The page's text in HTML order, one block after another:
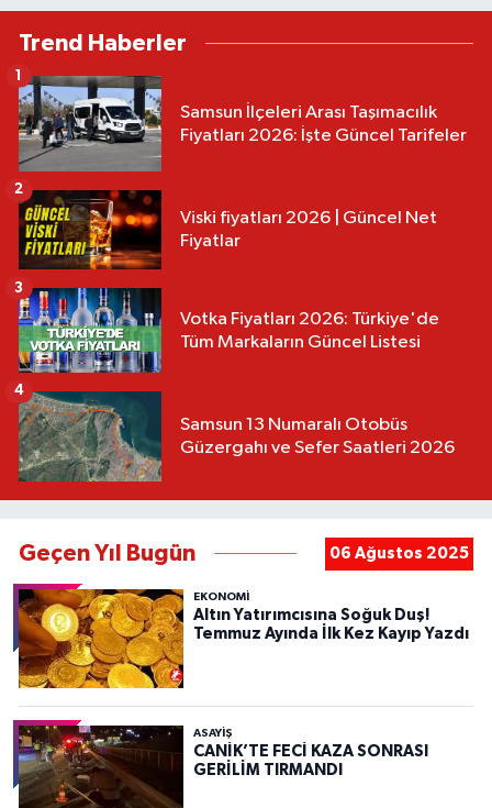
Trend Haberler
Samsun İlçeleri Arası Taşımacılık
Fiyatları 2026: İşte Güncel Tarifeler
1
Viski fiyatları 2026 | Güncel Net
Fiyatlar
2
Votka Fiyatları 2026: Türkiye'de
Tüm Markaların Güncel Listesi
3
Samsun 13 Numaralı Otobüs
Güzergahı ve Sefer Saatleri 2026
4
Geçen Yıl Bugün 06 Ağustos 2025
EKONOMİ
Altın Yatırımcısına Soğuk Duş!
Temmuz Ayında İlk Kez Kayıp Yazdı
ASAYIŞ
CANİK’TE FECİ KAZA SONRASI
GERİLİM TIRMANDI